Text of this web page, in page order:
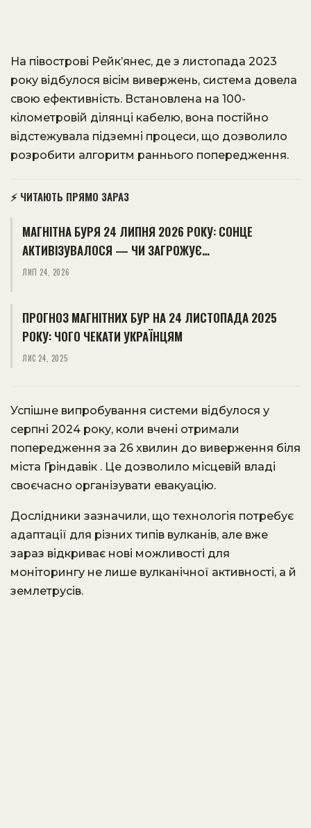
На півострові Рейк’янес, де з листопада 2023
року відбулося вісім вивержень, система довела
свою ефективність. Встановлена ​​на 100-
кілометровій ділянці кабелю, вона постійно
відстежувала підземні процеси, що дозволило
розробити алгоритм раннього попередження.
⚡ ЧИТАЮТЬ ПРЯМО ЗАРАЗ
МАГНІТНА БУРЯ 24 ЛИПНЯ 2026 РОКУ: СОНЦЕ
АКТИВІЗУВАЛОСЯ — ЧИ ЗАГРОЖУЄ…
ЛИП 24, 2026
ПРОГНОЗ МАГНІТНИХ БУР НА 24 ЛИСТОПАДА 2025
РОКУ: ЧОГО ЧЕКАТИ УКРАЇНЦЯМ
ЛИС 24, 2025
Успішне випробування системи відбулося у
серпні 2024 року, коли вчені отримали
попередження за 26 хвилин до виверження біля
міста Гріндавік . Це дозволило місцевій владі
своєчасно організувати евакуацію.
Дослідники зазначили, що технологія потребує
адаптації для різних типів вулканів, але вже
зараз відкриває нові можливості для
моніторингу не лише вулканічної активності, а й
землетрусів.